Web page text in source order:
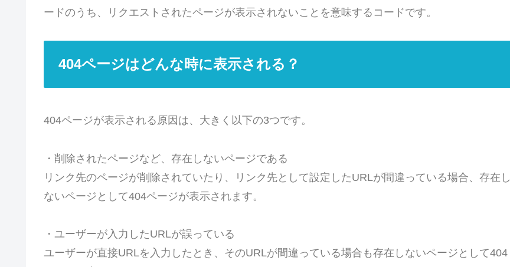
ードのうち、リクエストされたページが表示されないことを意味するコードです。
404ページはどんな時に表示される？
404ページが表示される原因は、大きく以下の3つです。
・削除されたページなど、存在しないページである
リンク先のページが削除されていたり、リンク先として設定したURLが間違っている場合、存在し
ないページとして404ページが表示されます。
・ユーザーが入力したURLが誤っている
ユーザーが直接URLを入力したとき、そのURLが間違っている場合も存在しないページとして404